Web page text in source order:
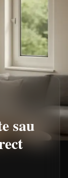
sau